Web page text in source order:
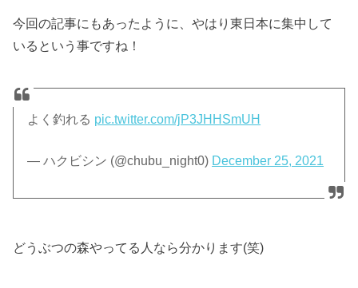
今回の記事にもあったように、やはり東日本に集中して
いるという事ですね！
よく釣れる pic.twitter.com/jP3JHHSmUH
— ハクビシン (@chubu_night0) December 25, 2021
どうぶつの森やってる人なら分かります(笑)